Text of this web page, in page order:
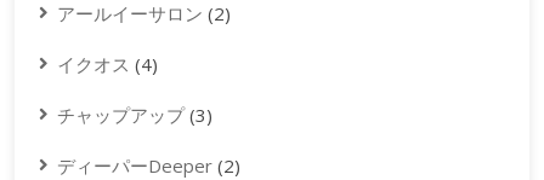
アールイーサロン (2)
イクオス (4)
チャップアップ(3)
ディーパーDeeper (2)